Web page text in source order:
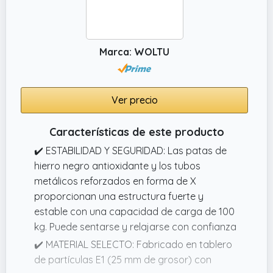
Marca: WOLTU
Ver precio
Características de este producto
✔️ ESTABILIDAD Y SEGURIDAD: Las patas de
hierro negro antioxidante y los tubos
metálicos reforzados en forma de X
proporcionan una estructura fuerte y
estable con una capacidad de carga de 100
kg. Puede sentarse y relajarse con confianza
✔️ MATERIAL SELECTO: Fabricado en tablero
de partículas E1 (25 mm de grosor) con